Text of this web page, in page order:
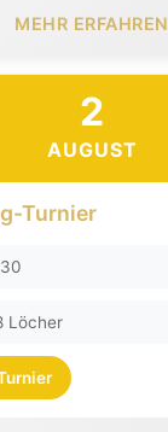
MEHR ERFAHREN
2
AUGUST
Turnier
Löcher